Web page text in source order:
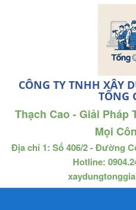
CÔNG TY TNHH XÂY
TỐNG
Thạch Cao - Giải Pháp
Mọi
Địa chỉ 1: Số 406/2 - Đường
Hotline: